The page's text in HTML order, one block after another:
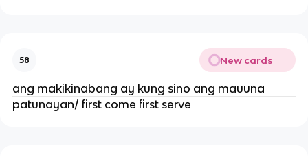
58 New cards
ang makikinabang ay kung sino ang mauuna
patunayan/ first come first serve